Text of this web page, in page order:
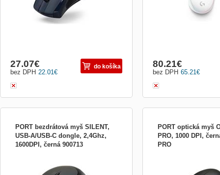
22.01 €
bez DPH
27.07€ do košíka
65.21 €
bez DPH
80.21€
PORT bezdrátová myš SILENT,
USB-A/USB-C dongle, 2,4Ghz,
1600DPI, černá 900713
PORT optická myš
PRO, 1000 DPI,
PRO